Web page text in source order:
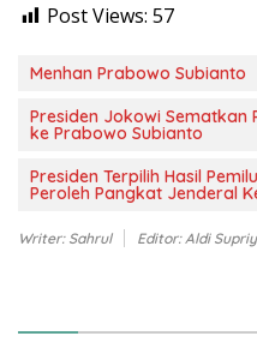
Post Views: 57
Menhan Prabowo Subianto
Presiden Jokowi
ke Prabowo Subianto
Presiden Terpilih Hasil
Peroleh Pangkat Jenderal
Writer: Sahrul Editor: Aldi